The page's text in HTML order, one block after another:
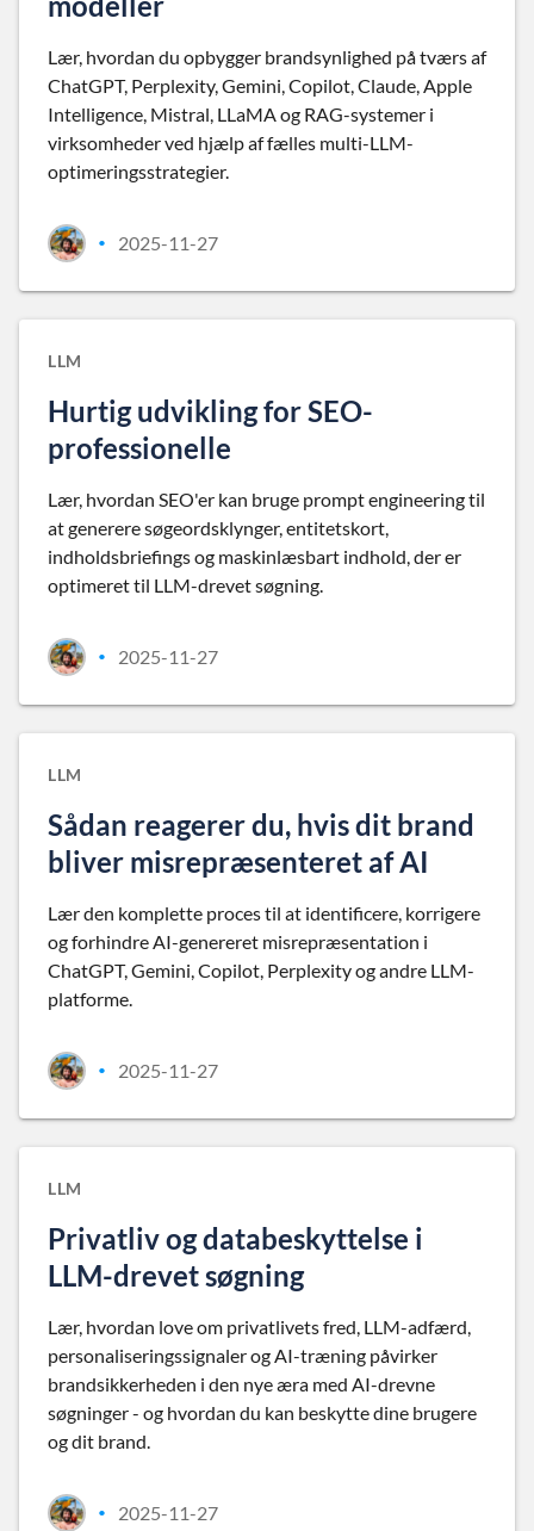
Lær, hvordan du opbygger brandsynlighed på tværs af
ChatGPT, Perplexity, Gemini, Copilot, Claude, Apple
Intelligence, Mistral, LLaMA og RAG-systemer i
virksomheder ved hjælp af fælles multi-LLM-
optimeringsstrategier.
• 2025-11-27
LLM
Hurtig udvikling for SEO-
professionelle
Lær, hvordan SEO'er kan bruge prompt engineering til
at generere søgeordsklynger, entitetskort,
indholdsbriefings og maskinlæsbart indhold, der er
optimeret til LLM-drevet søgning.
• 2025-11-27
LLM
Sådan reagerer du, hvis dit brand
bliver misrepræsenteret af AI
Lær den komplette proces til at identificere, korrigere
og forhindre AI-genereret misrepræsentation i
ChatGPT, Gemini, Copilot, Perplexity og andre LLM-
platforme.
• 2025-11-27
LLM
Privatliv og databeskyttelse i
LLM-drevet søgning
Lær, hvordan love om privatlivets fred, LLM-adfærd,
personaliseringssignaler og AI-træning påvirker
brandsikkerheden i den nye æra med AI-drevne
søgninger - og hvordan du kan beskytte dine brugere
og dit brand.
• 2025-11-27